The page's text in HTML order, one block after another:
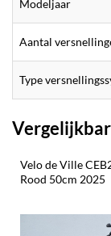
Modeljaar
Aantal
Type
Velo de Ville
Rood 50cm 2025